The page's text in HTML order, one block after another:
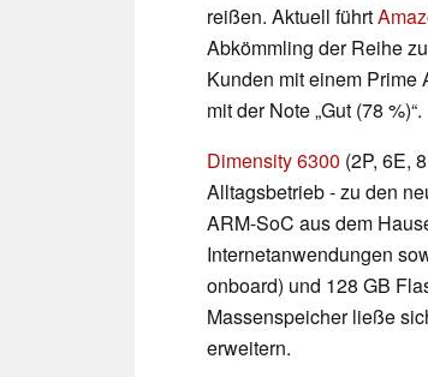
reißen. Aktuell führt
Abkömmling der Reihe
Kunden mit einem Prime
mit der Note „Gut (78 %)“.
Dimensity 6300 (2P, 6E,
Alltagsbetrieb - zu den
ARM-SoC aus dem
Internetanwendungen
onboard) und 128 GB
Massenspeicher ließe
erweitern.